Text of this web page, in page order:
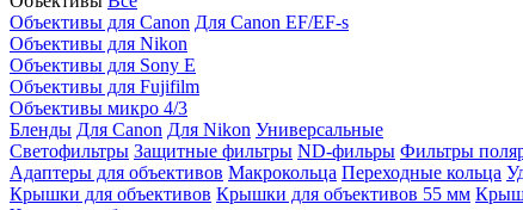
Объективы для Canon Для Canon EF/EF-s
Объективы для Nikon
Объективы для Sony E
Объективы для Fujifilm
Объективы микро 4/3
Бленды Для Canon Для Nikon Универсальные
Светофильтры Защитные фильтры ND-фильры Фильтры
Адаптеры для объективов Макрокольца Переходные кольца
Крышки для объективов Крышки для объективов 55 мм